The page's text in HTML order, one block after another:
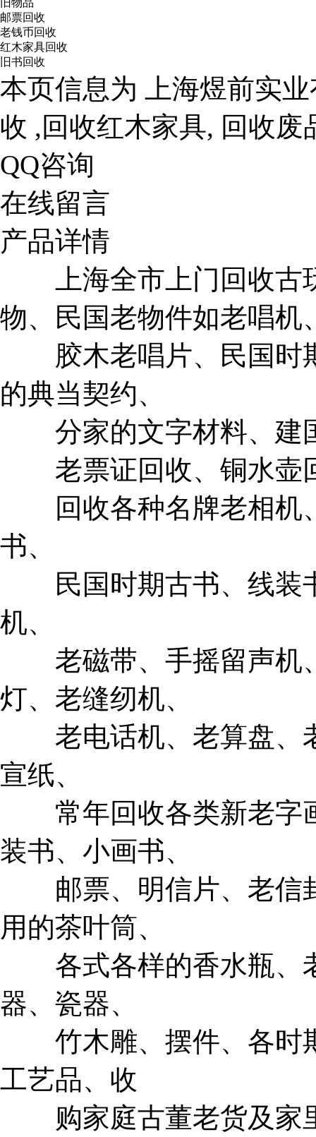
旧物品
邮票回收
老钱币回收
红木家具回收
旧书回收
本页信息为 上海煜前实
收 ,回收红木家具, 回收废
QQ咨询
在线留言
产品详情
上海全市上门回收古
物、民国老物件如老唱机
胶木老唱片、民国时
的典当契约、
分家的文字材料、建
老票证回收、铜水壶
回收各种名牌老相机
书、
民国时期古书、线装
机、
老磁带、手摇留声机
灯、老缝纫机、
老电话机、老算盘、
宣纸、
常年回收各类新老字
装书、小画书、
邮票、明信片、老信
用的茶叶筒、
各式各样的香水瓶、
器、瓷器、
竹木雕、摆件、各时
工艺品、收
购家庭古董老货及家